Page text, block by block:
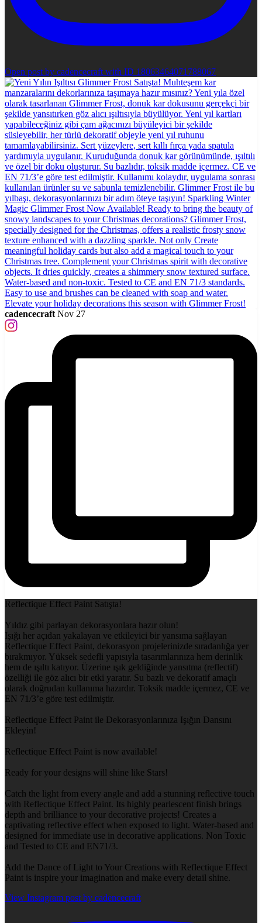
Open post by cadencecraft with ID 18063464071788067
cadencecraft Nov 27
Reflectique Effect Paint Satışta!
Yıldız gibi parlayan dekorasyonlara hazır olun!
Işığı her açıdan yakalayan ve etkileyici bir yansıma sağlayan
Reflectique Effect Paint, dekorasyon projelerinizde sıradanlığa yer
bırakmıyor. Yüksek sedefli yapısıyla tasarımlarınıza hem derinlik
hem de ışıltı katıyor. Üzerine ışık geldiğinde yansıtma (reflectif)
özelliği ile göz alıcı bir etki yaratır. Su bazlı ve dekoratif amaçlı
olarak doğrudan kullanıma hazırdır. Toksik madde içermez, CE ve
EN 71/3’e göre test edilmiştir.
Reflectique Effect Paint ile Dekorasyonlarınıza Işığın Dansını
Ekleyin!
Reflectique Effect Paint is now available!
Ready for your designs will shine like Stars!
Catch the light from every angle and add a stunning reflective touch
with Reflectique Effect Paint. Its highly pearlescent finish brings
depth and brilliance to your decorative projects! Creates a
captivating reflective effect when exposed to light. Water-based and
designed for immediate use in decorative applications. Non Toxic
and Tested to CE and EN71/3.
Add the Dance of Light to Your Creations with Reflectique Effect
Paint is inspire your imagination and make every detail shine.
View Instagram post by cadencecraft